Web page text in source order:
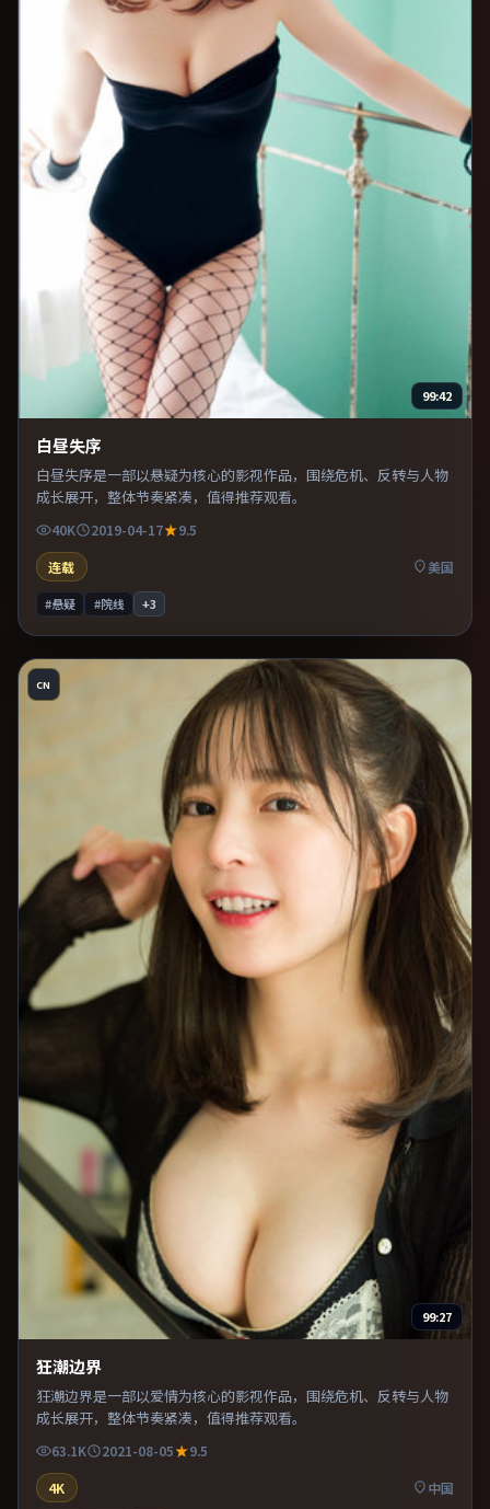
99:42
白昼失序
白昼失序是一部以悬疑为核心的影视作品，围绕危机、反转与人物
成长展开，整体节奏紧凑，值得推荐观看。
40K 2019-04-17
9.5
连载
美国
#悬疑 #院线 +3
CN
99:27
狂潮边界
狂潮边界是一部以爱情为核心的影视作品，围绕危机、反转与人物
成长展开，整体节奏紧凑，值得推荐观看。
63.1K 2021-08-05
9.5
4K
中国